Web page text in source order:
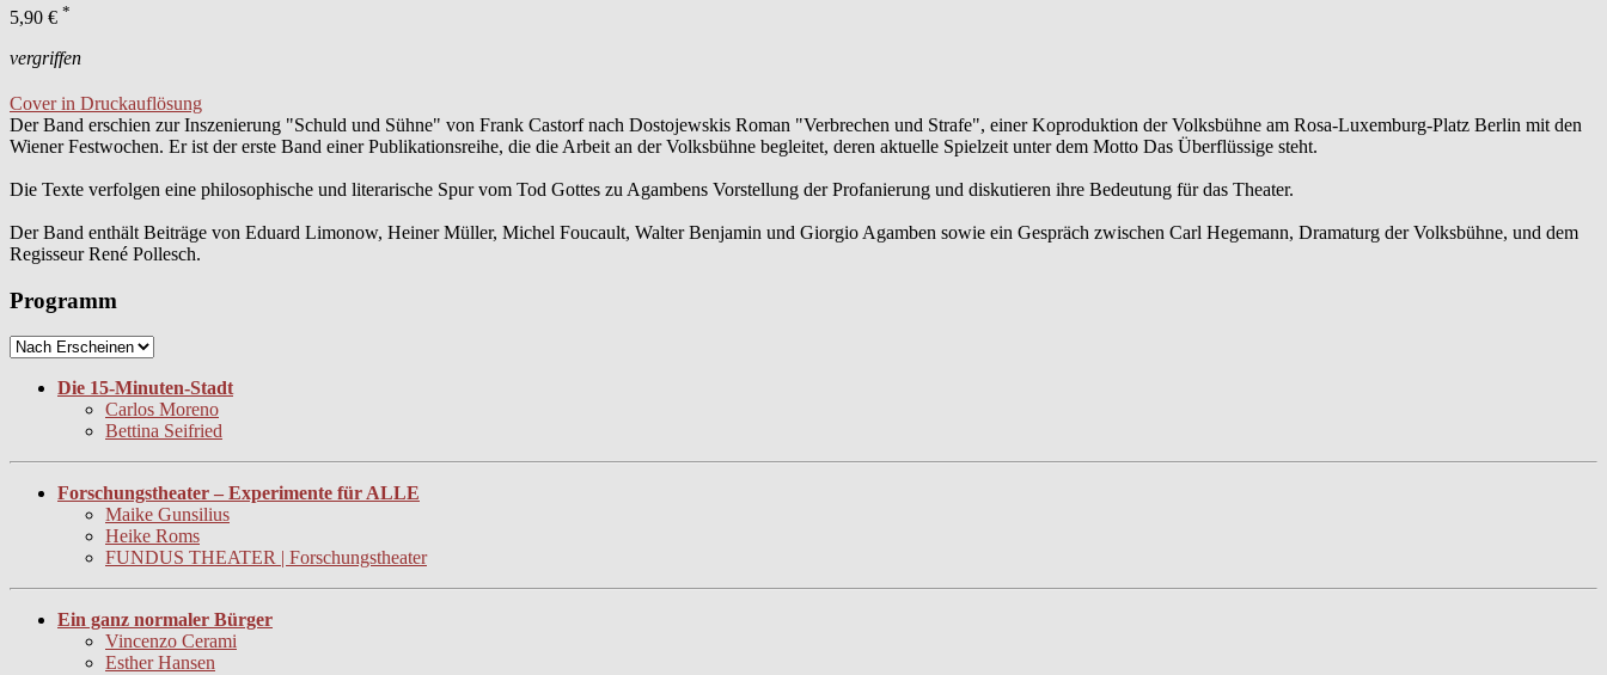
5,90 € *
vergriffen
Cover in Druckauflösung
Der Band erschien zur Inszenierung "Schuld und Sühne" von Frank Castorf nach Dostojewskis Roman "Verbrechen und Strafe", einer Koproduktion der Volksbühne am Rosa-Luxemburg-Platz Berlin mit den
Wiener Festwochen. Er ist der erste Band einer Publikationsreihe, die die Arbeit an der Volksbühne begleitet, deren aktuelle Spielzeit unter dem Motto Das Überflüssige steht.
Die Texte verfolgen eine philosophische und literarische Spur vom Tod Gottes zu Agambens Vorstellung der Profanierung und diskutieren ihre Bedeutung für das Theater.
Der Band enthält Beiträge von Eduard Limonow, Heiner Müller, Michel Foucault, Walter Benjamin und Giorgio Agamben sowie ein Gespräch zwischen Carl Hegemann, Dramaturg der Volksbühne, und dem
Regisseur René Pollesch.
Programm
Die 15-Minuten-Stadt
Carlos Moreno
Bettina Seifried
Forschungstheater – Experimente für ALLE
Maike Gunsilius
Heike Roms
FUNDUS THEATER | Forschungstheater
Ein ganz normaler Bürger
Vincenzo Cerami
Esther Hansen